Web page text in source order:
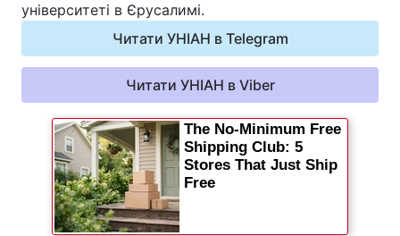
університеті в Єрусалимі.
Читати УНІАН в Telegram
Читати УНІАН в Viber